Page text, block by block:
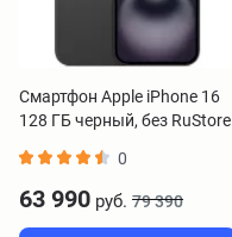
Смартфон Apple iPhone 16
128 ГБ черный, без RuStore
0
63 990 руб. 79 390